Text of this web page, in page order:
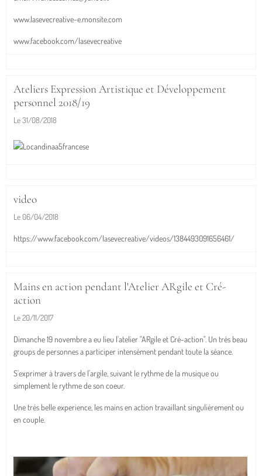
www.lasevecreative-e.monsite.com
www.facebook.com/lasevecreative
Ateliers Expression Artistique et Développement
personnel 2018/19
Le 31/08/2018
video
Le 06/04/2018
https://www.facebook.com/lasevecreative/videos/1384493091656461/
Mains en action pendant l'Atelier ARgile et Cré-
action
Le 20/11/2017
Dimanche 19 novembre a eu lieu l'atelier "ARgile et Cré-action". Un trés beau
groups de personnes a participer intensément pendant toute la séance.
S'exprimer à travers de l'argile, suivant le rythme de la musique ou
simplement le rythme de son coeur.
Une trés belle experience, les mains en action travaillant singuliérement ou
en couple.